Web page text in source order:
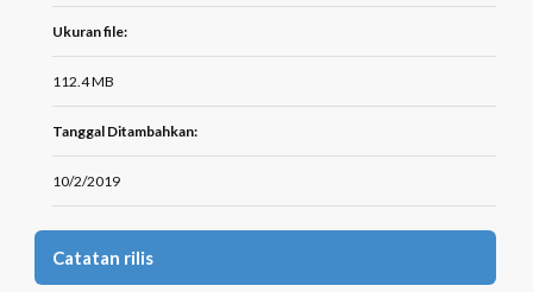
Ukuran file:
112.4 MB
Tanggal Ditambahkan:
10/2/2019
Catatan rilis